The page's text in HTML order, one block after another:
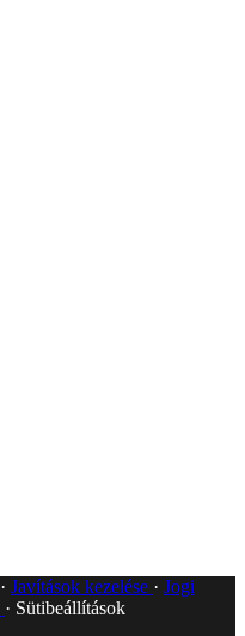
Javítások kezelése
Jogi
Sütibeállítások